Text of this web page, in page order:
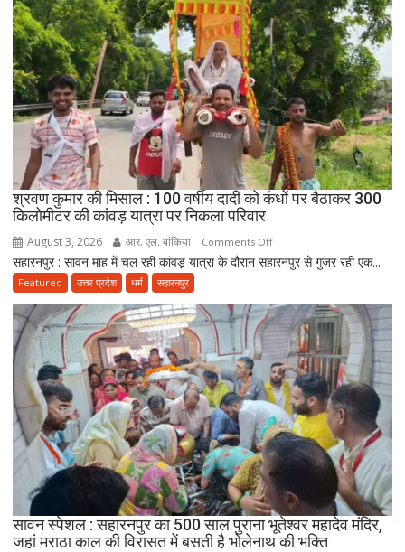
निकला
परिवार,
बेटे-
बहुओं
ने
उठाया
जिम्मा,
बोले-
माता-
पिता
की
भोलेनाथ
सच्ची
भक्ति
श्रवण कुमार की मिसाल : 100 वर्षीय दादी को कंधों पर बैठाकर 300
किलोमीटर की कांवड़ यात्रा पर निकला परिवार
August 3, 2026 आर. एल. बांकिया Comments Offon
श्रवण
की
मिसाल
100
वर्षीय
दादी
को
कंधों
पर
बैठाकर
किलोमीटर
की
सहारनपुर : सावन माह में चल रही कांवड़ यात्रा के दौरान सहारनपुर से गुजर रही एक...
Featured उत्तर प्रदेश धर्म सहारनपुर
सावन स्पेशल : सहारनपुर का 500 साल पुराना भूतेश्वर महादेव मंदिर,
जहां मराठा काल की विरासत में बसती है भोलेनाथ की भक्ति